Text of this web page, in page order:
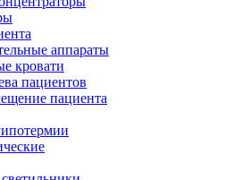
аппараты
кровати
пациентов
пациента